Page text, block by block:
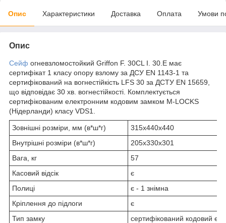
Опис Характеристики Доставка Оплата Умови
Опис
Сейф огневзломостойкий Griffon F. 30CL I. 30.Е має
сертифікат 1 класу опору взлому за ДСУ EN 1143-1 та
сертифікований на вогнестійкість LFS 30 за ДСТУ EN 15659,
що відповідає 30 хв. вогнестійкості. Комплектується
сертифікованим електронним кодовим замком M-LOCKS
(Нідерланди) класу VDS1.
Зовнішні розміри, мм (в*ш*г)
315х440х440
Внутрішні розміри (в*ш*г)
205х330х301
Вага, кг
57
Касовий відсік
є
Полиці
є - 1 знімна
Кріплення до підлоги
є
Тип замку
сертифікований кодовий